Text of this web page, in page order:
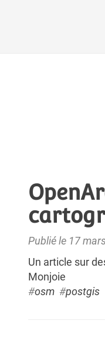
Publié le 17
Un article sur
Monjoie
#osm #postgis